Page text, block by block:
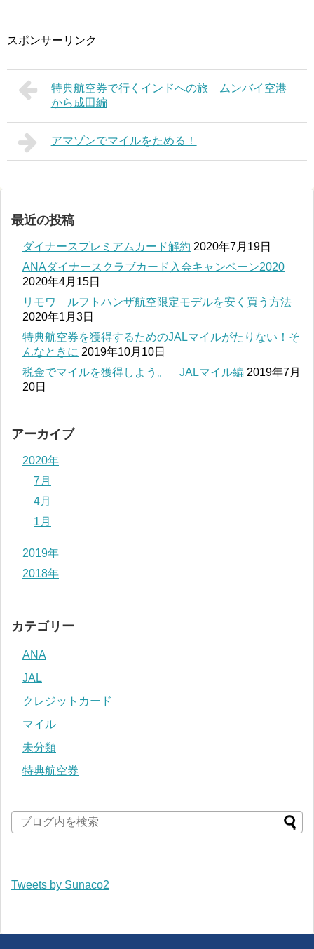
スポンサーリンク
特典航空券で行くインドへの旅 ムンバイ空港
から成田編
アマゾンでマイルをためる！
最近の投稿
ダイナースプレミアムカード解約 2020年7月19日
ANAダイナースクラブカード入会キャンペーン2020
2020年4月15日
リモワ ルフトハンザ航空限定モデルを安く買う方法
2020年1月3日
特典航空券を獲得するためのJALマイルがたりない！そ
んなときに 2019年10月10日
税金でマイルを獲得しよう。 JALマイル編 2019年7月
20日
アーカイブ
2020年
7月
4月
1月
2019年
2018年
カテゴリー
ANA
JAL
クレジットカード
マイル
未分類
特典航空券
Tweets by Sunaco2